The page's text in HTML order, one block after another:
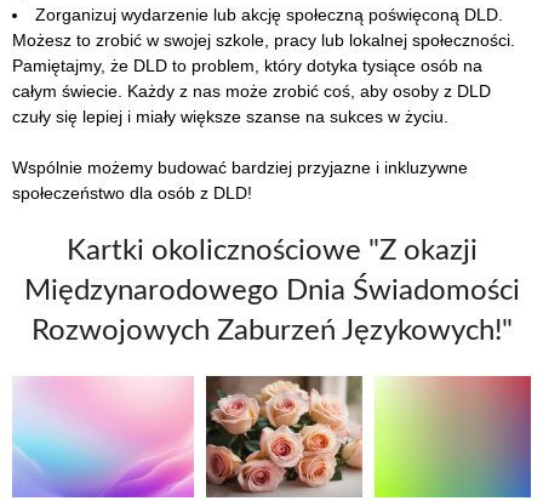
Zorganizuj wydarzenie lub akcję społeczną poświęconą DLD.
Możesz to zrobić w swojej szkole, pracy lub lokalnej społeczności.
Pamiętajmy, że DLD to problem, który dotyka tysiące osób na
całym świecie. Każdy z nas może zrobić coś, aby osoby z DLD
czuły się lepiej i miały większe szanse na sukces w życiu.
Wspólnie możemy budować bardziej przyjazne i inkluzywne
społeczeństwo dla osób z DLD!
Kartki okolicznościowe "Z okazji
Międzynarodowego Dnia Świadomości
Rozwojowych Zaburzeń Językowych!"